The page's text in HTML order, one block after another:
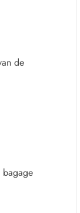
de